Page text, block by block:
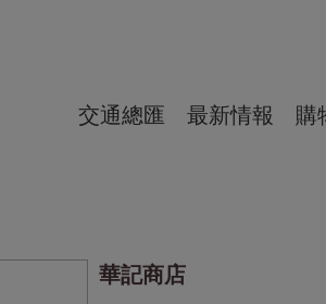
交通總匯 最新情報 購
華記商店